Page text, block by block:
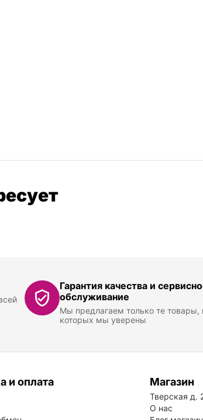
Гарантия качества и
обслуживание
Мы предлагаем только те товары,
которых мы уверены
и оплата Магазин
Тверская д.
О нас